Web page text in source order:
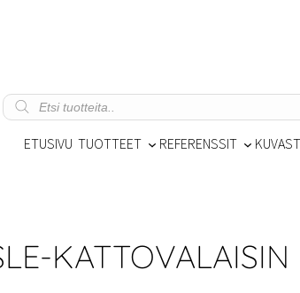
Products
search
ETUSIVU TUOTTEET REFERENSSIT
KATTOVALAISIN